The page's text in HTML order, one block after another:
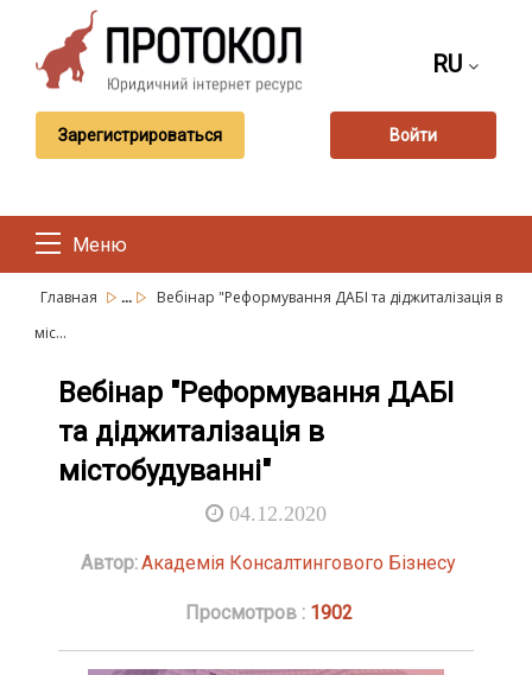
RU
Зарегистрироваться Войти
Меню
Главная ...
Вебінар "Реформування ДАБІ та діджиталізація в
міс...
Вебінар "Реформування ДАБІ
та діджиталізація в
містобудуванні"
04.12.2020
Автор:Академія Консалтингового Бізнесу
Просмотров : 1902